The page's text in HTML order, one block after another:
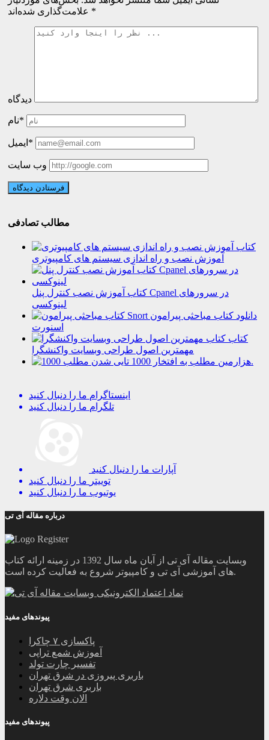
*
دیدگاه
نام*
ایمیل*
وب سایت
مطالب تصادفی
آموزش نصب و راه اندازی سیستم های کامپیوتری
کتاب آموزش نصب کنترل پنل Cpanel در سرورهای
لینوکسی
دانلود کتاب مباحثی پیرامون
اسنورت
کتاب
مهمترین اصول طراحی وبسایت واکنشگرا
هزارمین مطلب به افتخار 1000 تایی شدن.
اینستاگرام ما را دنبال کنید
تلگرام ما را دنبال کنید
آپارات ما را دنبال کنید
توییتر ما را دنبال کنید
یوتیوب ما را دنبال کنید
درباره مقاله آی تی
وبسایت مقاله آی تی از آبان ماه سال 1392 در زمینه ارائه کتاب
های آموزشی آی تی و کامپیوتر شروع به فعالیت کرده است.
پیوندهای مفید
پاکسازی ۷ چاکرا
آموزش شمع تراپی
تفسیر چارت تولد
باربری پیروزی در شرق تهران
باربری شرق تهران
الان وقت دلاره
پیوندهای مفید